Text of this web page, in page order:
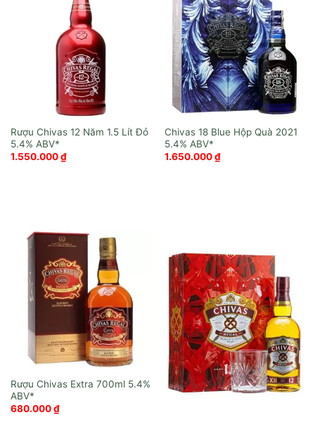
Rượu Chivas 12 Năm 1.5 Lít Đỏ
1.550.000₫
Chivas 18 Blue Hộp Quà 2021
1.650.000₫
Rượu Chivas Extra 700ml
680.000₫